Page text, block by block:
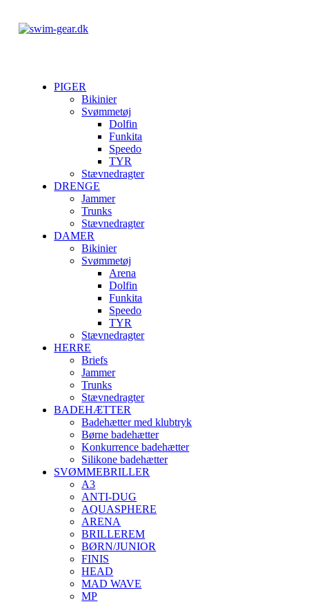
PIGER
Bikinier
Svømmetøj
Dolfin
Funkita
Speedo
TYR
Stævnedragter
DRENGE
Jammer
Trunks
Stævnedragter
DAMER
Bikinier
Svømmetøj
Arena
Dolfin
Funkita
Speedo
TYR
Stævnedragter
HERRE
Briefs
Jammer
Trunks
Stævnedragter
BADEHÆTTER
Badehætter med klubtryk
Børne badehætter
Konkurrence badehætter
Silikone badehætter
SVØMMEBRILLER
A3
ANTI-DUG
AQUASPHERE
ARENA
BRILLEREM
BØRN/JUNIOR
FINIS
HEAD
MAD WAVE
MP